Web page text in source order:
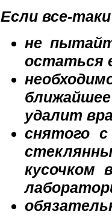
Если все-
не
остаться
удалит
снятого
кусочком